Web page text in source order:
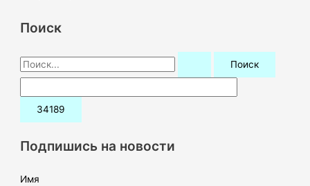
Поиск
П
о
и
:Подпишись на новости
Имя